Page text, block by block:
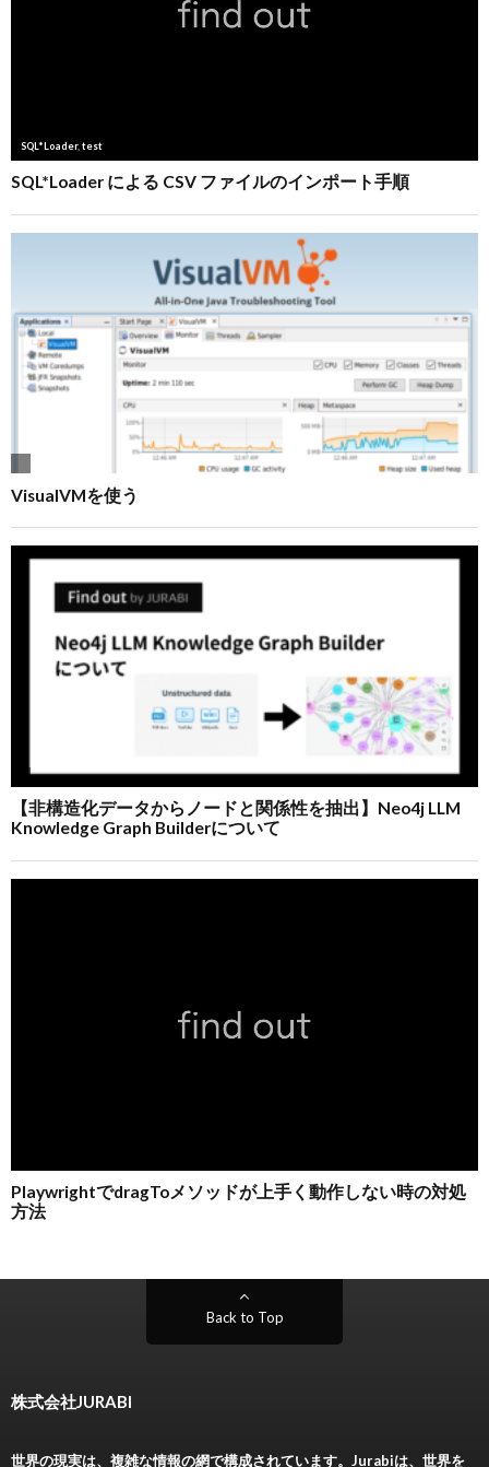
Back to Top
株式会社JURABI
世界の現実は、複雑な情報の網で構成されています。Jurabiは、世界を